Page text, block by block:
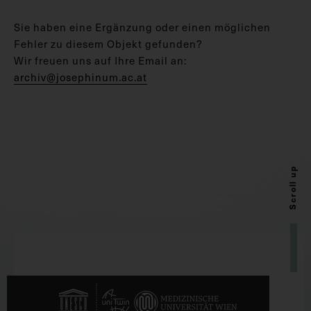
Sie haben eine Ergänzung oder einen möglichen
Fehler zu diesem Objekt gefunden?
Wir freuen uns auf Ihre Email an:
archiv@josephinum.ac.at
Scroll up